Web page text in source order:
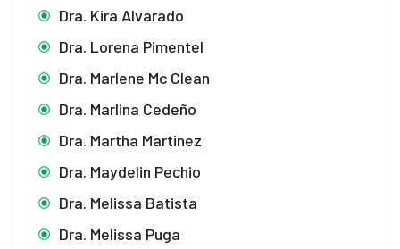
Dra. Kira Alvarado
Dra. Lorena Pimentel
Dra. Marlene Mc Clean
Dra. Marlina Cedeño
Dra. Martha Martinez
Dra. Maydelin Pechio
Dra. Melissa Batista
Dra. Melissa Puga